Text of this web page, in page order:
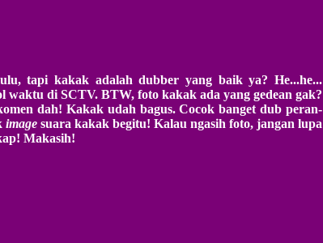
tapi kakak adalah dubber yang baik ya? He...he...
waktu di SCTV. BTW, foto kakak ada yang gedean gak?
dah! Kakak udah bagus. Cocok banget dub peran-
image suara kakak begitu! Kalau ngasih foto, jangan lupa
Makasih!